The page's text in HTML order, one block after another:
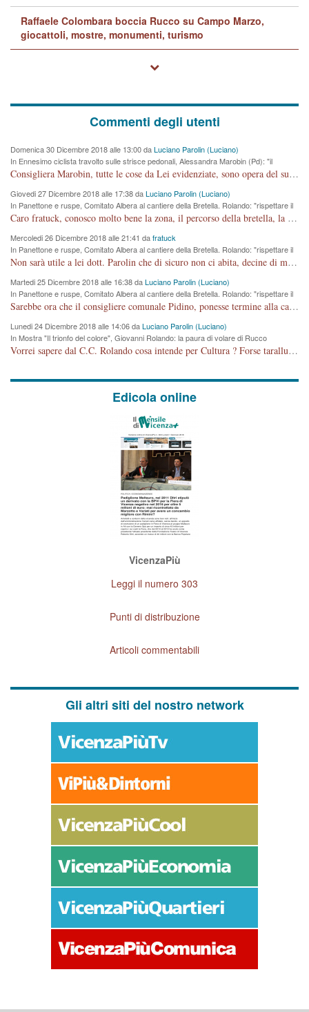
Raffaele Colombara boccia Rucco su Campo Marzo,
giocattoli, mostre, monumenti, turismo
Commenti degli utenti
Domenica 30 Dicembre 2018 alle 13:00 daLuciano Parolin (Luciano)
In Ennesimo ciclista travolto sulle strisce pedonali, Alessandra Marobin (Pd): "il
Comune si svegli"
Consigliera Marobin, tutte le cose da Lei evidenziate, sono opera del suo ex Assessore e compagno di Partito Antonio Marco Dalla Pozza Assessore alla "progettazione" di piste ciclabili e altre porcherie. A lui manderei il conto da saldare per incidenti e danni alle persone. E' ora che "finiamola." Avete perso rassegnatevi. qui IL SINDACO RUCCO NON C'ENTRA PER NIENTE. CAPITO!!!!!!!! Amen.
Giovedi 27 Dicembre 2018 alle 17:38 daLuciano Parolin (Luciano)
In Panettone e ruspe, Comitato Albera al cantiere della Bretella. Rolando: "rispettare il
cronoprogramma"
Caro fratuck, conosco molto bene la zona, il percorso della bretella, la situazione dei cittadini, abito in Viale Trento. A partire dal 2003 ho partecipato al Comitato di Maddalene pro bretella, e a riunioni propositive per apportare modifiche al progetto. Numerose mie foto del territorio sono arrivate a Roma, altri miei interventi (non graditi dalla Sx) sono stati pubblicati dal GdV, assieme ad altri come Ciro Asproso, ora favorevole alla bretella. Ho partecipato alla raccolta firme per la chiusura della strada x 5 giorni eseguita dal Sindaco Hullwech per sforamento 180 Micro/g. Pertanto come impegno per la tematica sono apposto con la coscienza. Ora il Progetto è partito, fine! Voglio dire che la nuova Giunta "comunale" non c'entra più. L'opera sarà "malauguratamente" eseguita, ma non con il mio placet. Il Consigliere Comunale dovrebbe capire che la campagna elettorale è finita, con buona pace di tutti. Quello che invece dovrebbe interessare è la proprietà della strada, dall'uscita autostradale Ovest, sino alla Rotatoria dell'Albara, vi sono tre possessori: Autostrade SpA; La Provincia, il Comune. Come la mettiamo per il futuro ? I costi, da 50 sono saliti a 100 milioni di € come dire 20 milioni a KM (!) da non credere. Comunque si farà. Ma nessuno canti Vittoria, anzi meglio non farne un ulteriore fatto "partitico" per questioni elettorali o di seggio. Se mi manda la sua mail, sono disponibile ad inviare i documenti e le foto sopra descritte. Con ossequi, Luciano Parolin
Mercoledi 26 Dicembre 2018 alle 21:41 dafratuck
In Panettone e ruspe, Comitato Albera al cantiere della Bretella. Rolando: "rispettare il
cronoprogramma"
Non sarà utile a lei dott. Parolin che di sicuro non ci abita, decine di migliaia di TIR, automobili e padroncini che passano quotidianamente per una strada appena rotabile, non è più possibile stendere i panni, attraversare la strada senza rischiare la morte, le case stanno crepando, i tempi sono cambiati e la bretella non passerà assolutamente per maddalene (ma cosa sta a dire?!), dia invece responsabilità a chi ha costruito tagliando la strada che doveva invece terminare a isola vicentina e non al moracchino lasciando Motta di Costabissara ancora in panne di traffico. I tempi sono cambiati dottore e se l'anagrafe della vita stagna nell'essere umano impressioni conservatrici, la società non le considera perchè va avanti, si industrializza e ha bisogno di infrastrutture e di sviluppo. Ultima considerazione, se è geloso di Rolando perchè vede in lui solo campagne politiche mentre si difendono i SOLI diritti dei cittadini, la preghiamo faccia considerazioni più appropriate. Saluti e complimenti per i suoi scritti.
Martedi 25 Dicembre 2018 alle 16:38 daLuciano Parolin (Luciano)
In Panettone e ruspe, Comitato Albera al cantiere della Bretella. Rolando: "rispettare il
cronoprogramma"
Sarebbe ora che il consigliere comunale Pidino, ponesse termine alla campagna elettorale nel territorio del suo seggio Villaggio del Sole. La tiraca è iniziata, distruggerà 6 km di prateria ovest della città, ricca di fonti e sorgenti d'acqua. I cittadini di Maddalene non avranno più Pace la notte. Molta colpa per la costruzione di questa Strada è proprio del signor Rolando,dei suoi gazebo mobili e che vuol far passare questa opera VANDALICA come progetto "utile" a chi ? Non è cosa seria sig. Rolando!
Lunedi 24 Dicembre 2018 alle 14:06 daLuciano Parolin (Luciano)
In Mostra "Il trionfo del colore", Giovanni Rolando: la paura di volare di Rucco
Vorrei sapere dal C.C. Rolando cosa intende per Cultura ? Forse tarallucci, vino e sagre, o spaghetti tricolori del PD ? Il continuo (s)parlare della mostra a Palazzo Chiericati caro consigliere DANNEGGIA FORTEMENTE l'immagine della città TUTTA e fa deviare i consensi che in RUSSIA (badi bene ex U.R.S.S.) sono ECCELLENTI. A livello artistico l'evento è di alta Valenza culturale, COMPITO di Tutta la Cittadinanza fare il possibile per propagandare l'iniziativa senza farne UN CASO PARTITICO come fa Lei da sempre. Meno Gazebo + Partecipazione! E così sia. Amen.
Edicola online
VicenzaPiù
Leggi il numero 303
Punti di distribuzione
Articoli commentabili
Gli altri siti del nostro network